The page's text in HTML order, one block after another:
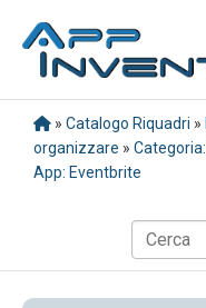
» Catalogo Riquadri »
organizzare »
App: Eventbrite